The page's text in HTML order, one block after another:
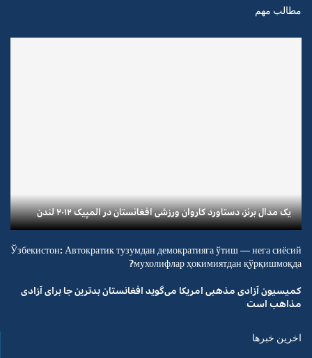
مطالب مهم
یک مدال برنز، دستاورد کاروان ورزشی افغانستان در المپیک ۲۰۱۲ لندن
Ўзбекистон: Автократик тузумдан демократияга ўтиш — нега сиёсий
мухолифлар ҳокимиятдан қўрқишмоқда?
کمیسیون آزادی مذهبی امریکا می‌گوید افغانستان بدترین جا برای آزادی
مذاهب است
اخرین خبرها